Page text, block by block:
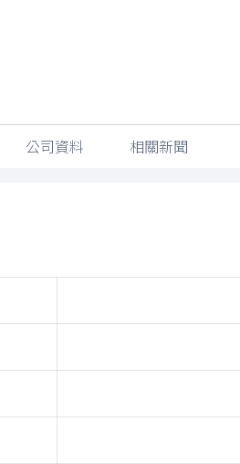
公司資料 相關新聞